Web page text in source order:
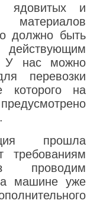
ядовитых и
должно быть
действующим
У нас можно
перевозки
которого на
прошла
требованиям
машине уже